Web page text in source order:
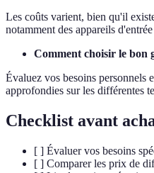
Les coûts varient, bien qu'il
notamment des appareils
Comment choisir le bon
Évaluez vos besoins personnels
approfondies sur les différentes
Checklist avant
[ ] Évaluer vos besoins
[ ] Comparer les prix de